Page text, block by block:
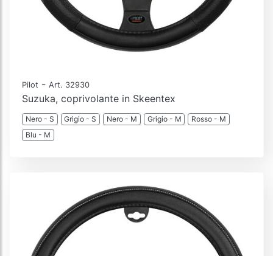
Pilot - Art. 32930
Suzuka, coprivolante in Skeentex
Nero - S Grigio - S Nero - M Grigio - M
Rosso - M
Blu - M